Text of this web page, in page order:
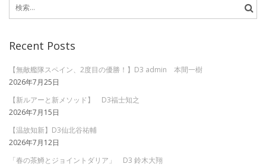
索:
Recent Posts
【無敵艦隊スペイン、2度目の優勝！】D3 admin 本間一樹
2026年7月25日
【新ルアーと新メソッド】 D3福士知之
2026年7月15日
【温故知新】D3仙北谷祐輔
2026年7月12日
「春の茶鱒とジョイントダリア」 D3 鈴木大翔